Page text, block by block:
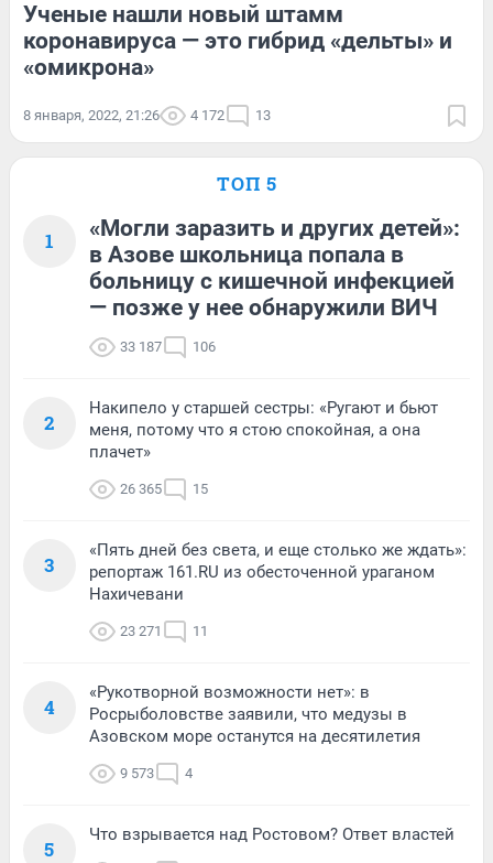
Ученые нашли новый штамм
коронавируса — это гибрид «дельты» и
«омикрона»
8 января, 2022, 21:26 4 172 13
ТОП 5
1
«Могли заразить и других детей»:
в Азове школьница попала в
больницу с кишечной инфекцией
— позже у нее обнаружили ВИЧ
33 187 106
2
Накипело у старшей сестры: «Ругают и бьют
меня, потому что я стою спокойная, а она
плачет»
26 365 15
3
«Пять дней без света, и еще столько же ждать»:
репортаж 161.RU из обесточенной ураганом
Нахичевани
23 271 11
4
«Рукотворной возможности нет»: в
Росрыболовстве заявили, что медузы в
Азовском море останутся на десятилетия
9 573 4
5
Что взрывается над Ростовом? Ответ властей